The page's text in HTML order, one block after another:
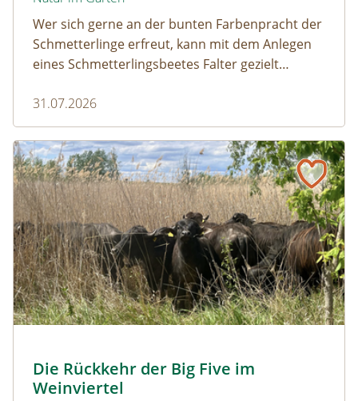
Wer sich gerne an der bunten Farbenpracht der
Schmetterlinge erfreut, kann mit dem Anlegen
eines Schmetterlingsbeetes Falter gezielt
dürfen ausreichend mitgedacht werden. Denn
ohne Raupen gibt es keine schönen
Schmetterlinge!
31.07.2026
Naturmagazin: Die Rückkehr der Big Five im Weinviertel
Naturmagazin: Die Rückkehr der Big Five im
Die Rückkehr der Big Five im
Weinviertel
Die Rückkehr der Big Five im Weinviertel